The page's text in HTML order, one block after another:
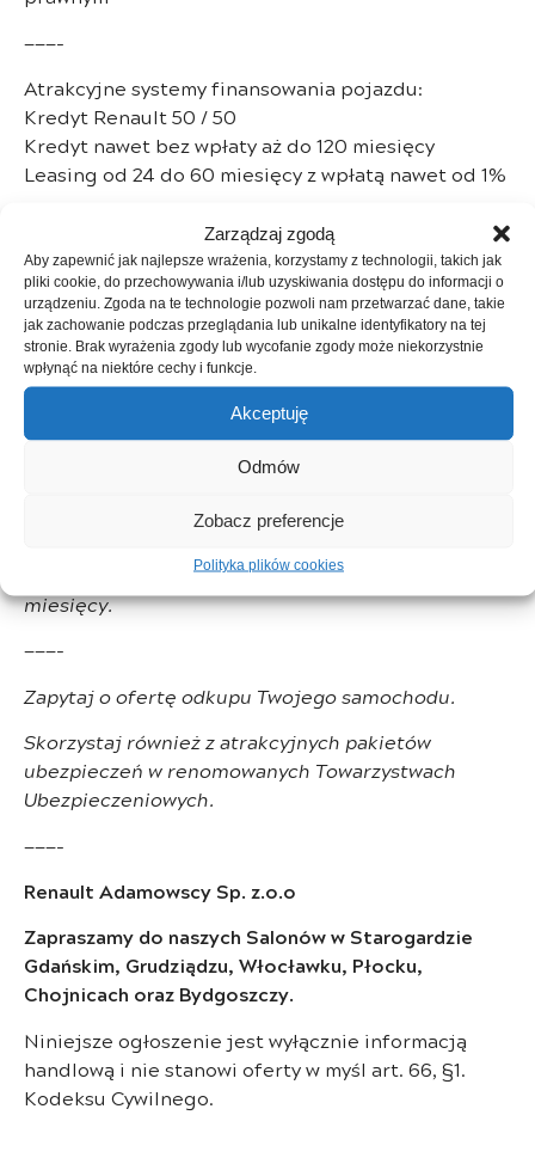
Zarządzaj zgodą
Aby zapewnić jak najlepsze wrażenia, korzystamy z technologii, takich jak
pliki cookie, do przechowywania i/lub uzyskiwania dostępu do informacji o
urządzeniu. Zgoda na te technologie pozwoli nam przetwarzać dane, takie
jak zachowanie podczas przeglądania lub unikalne identyfikatory na tej
stronie. Brak wyrażenia zgody lub wycofanie zgody może niekorzystnie
wpłynąć na niektóre cechy i funkcje.
Akceptuję
Odmów
Zobacz preferencje
Polityka plików cookies
———-
Atrakcyjne systemy finansowania pojazdu:
Kredyt Renault 50 / 50
Kredyt nawet bez wpłaty aż do 120 miesięcy
Leasing od 24 do 60 miesięcy z wpłatą nawet od 1%
Ustanowione przez nas samych najwyższe
standardy jakościowe są tym, co odróżnia nas od
konkurencji i są naszą wizytówką.
Ich osiąganie i rygorystyczne przestrzeganie
wynika ze specjalnie przez nas opracowanego
wieloetapowego procesu przygotowania pojazdów,
któremu podlega każdy samochód zanim trafi do
Możliwość dokupienia dodatkowej gwarancji do 60
miesięcy.
———-
Zapytaj o ofertę odkupu Twojego samochodu.
Skorzystaj również z atrakcyjnych pakietów
ubezpieczeń w renomowanych Towarzystwach
Ubezpieczeniowych.
———-
Renault Adamowscy Sp. z.o.o
Zapraszamy do naszych Salonów w Starogardzie
Gdańskim, Grudziądzu, Włocławku, Płocku,
Chojnicach oraz Bydgoszczy.
Niniejsze ogłoszenie jest wyłącznie informacją
handlową i nie stanowi oferty w myśl art. 66, §1.
Kodeksu Cywilnego.